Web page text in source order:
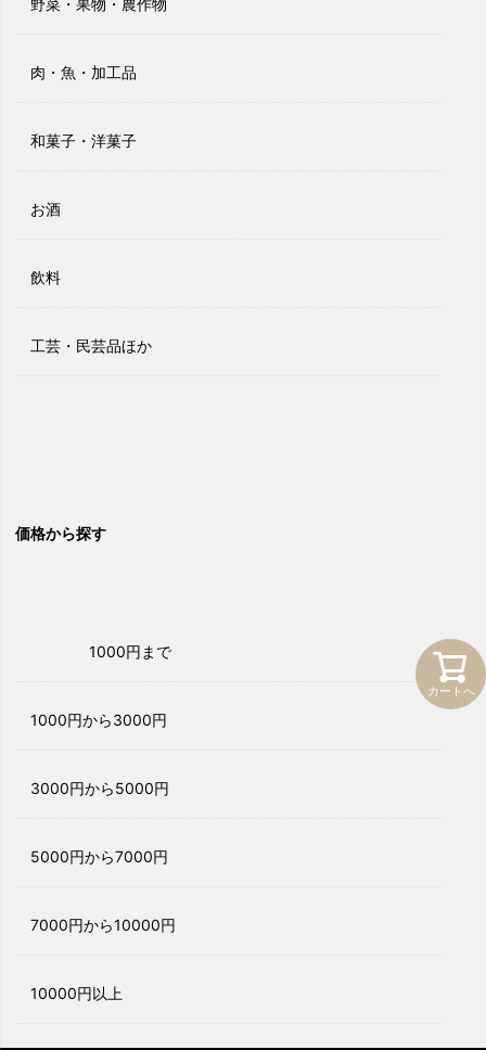
野菜・果物・農作物
肉・魚・加工品
和菓子・洋菓子
お酒
飲料
工芸・民芸品ほか
価格から探す
1000円まで
1000円から3000円
3000円から5000円
5000円から7000円
7000円から10000円
10000円以上
カートへ